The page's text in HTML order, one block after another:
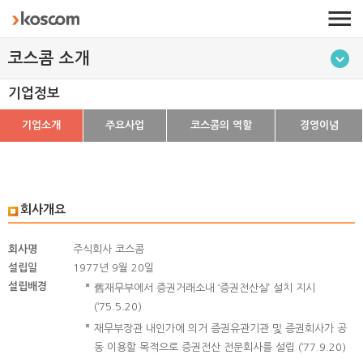
코스콤 소개
기업정보
기업소개 주요사업 코스콤의 역할 경영이념
회사개요
회사명
주식회사 코스콤
설립일
1977년 9월 20일
설립배경
舊재무부에서 증권거래소내 ‘증권전산실’ 설치 지시
(‘75.5.20)
재무부장관 내인가에 의거 증권유관기관 및 증권회사가 공
동 이용할 목적으로 증권전산 전문회사를 설립 (‘77.9.20)